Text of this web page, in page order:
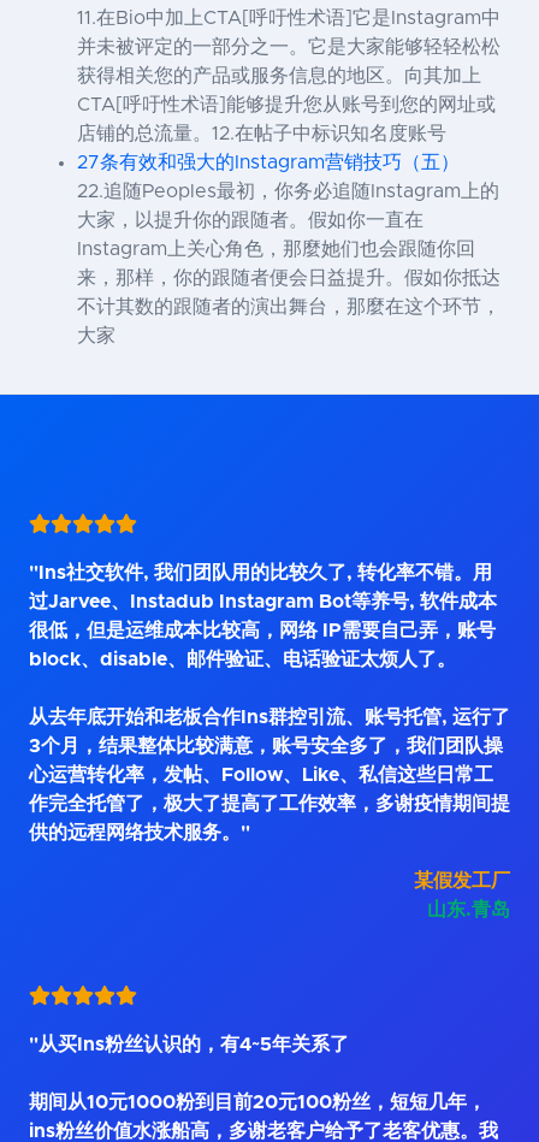
11.在Bio中加上CTA[呼吁性术语]它是Instagram中
并未被评定的一部分之一。它是大家能够轻轻松松
获得相关您的产品或服务信息的地区。向其加上
CTA[呼吁性术语]能够提升您从账号到您的网址或
店铺的总流量。12.在帖子中标识知名度账号
27条有效和强大的Instagram营销技巧（五）
22.追随Peoples最初，你务必追随Instagram上的
大家，以提升你的跟随者。假如你一直在
Instagram上关心角色，那麼她们也会跟随你回
来，那样，你的跟随者便会日益提升。假如你抵达
不计其数的跟随者的演出舞台，那麼在这个环节，
大家
"Ins社交软件, 我们团队用的比较久了, 转化率不错。用
过Jarvee、Instadub Instagram Bot等养号, 软件成本
很低，但是运维成本比较高，网络 IP需要自己弄，账号
block、disable、邮件验证、电话验证太烦人了。
从去年底开始和老板合作Ins群控引流、账号托管, 运行了
3个月，结果整体比较满意，账号安全多了，我们团队操
心运营转化率，发帖、Follow、Like、私信这些日常工
作完全托管了，极大了提高了工作效率，多谢疫情期间提
供的远程网络技术服务。"
某假发工厂
山东.青岛
"从买Ins粉丝认识的，有4~5年关系了
期间从10元1000粉到目前20元100粉丝，短短几年，
ins粉丝价值水涨船高，多谢老客户给予了老客优惠。我